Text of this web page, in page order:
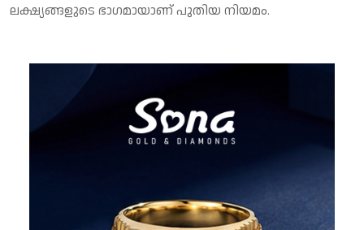
ലക്ഷ്യങ്ങളുടെ ഭാഗമായാണ് പുതിയ നിയമം.